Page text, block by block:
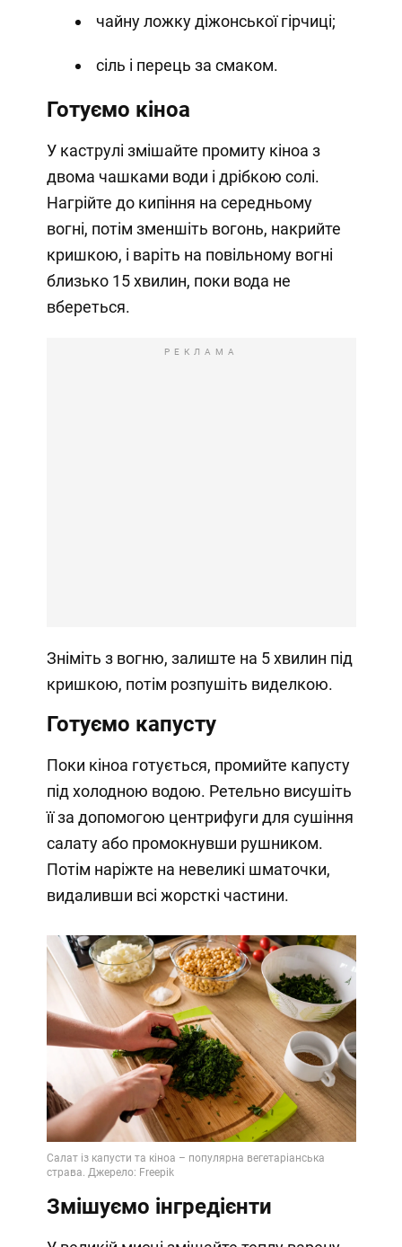
чайну ложку діжонської гірчиці;
сіль і перець за смаком.
Готуємо кіноа
У каструлі змішайте промиту кіноа з
двома чашками води і дрібкою солі.
Нагрійте до кипіння на середньому
вогні, потім зменшіть вогонь, накрийте
кришкою, і варіть на повільному вогні
близько 15 хвилин, поки вода не
вбереться.
РЕКЛАМА
Зніміть з вогню, залиште на 5 хвилин під
кришкою, потім розпушіть виделкою.
Готуємо капусту
Поки кіноа готується, промийте капусту
під холодною водою. Ретельно висушіть
її за допомогою центрифуги для сушіння
салату або промокнувши рушником.
Потім наріжте на невеликі шматочки,
видаливши всі жорсткі частини.
Змішуємо інгредієнти